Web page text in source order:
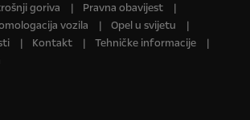
goriva
Pravna obavijest
vozila
Opel u svijetu
Kontakt
Tehničke informacije